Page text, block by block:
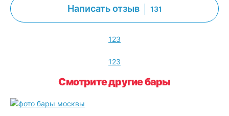
Написать отзыв 131
123
123
Смотрите другие бары